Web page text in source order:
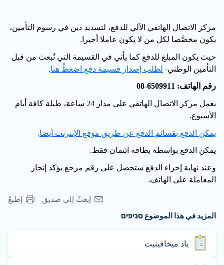
مركز الاتصال الهاتفي الآلي للدفع، لتسديد دين في رسوم التأمين،
يكون مخصَّصا لكل من لا يكون عاملا أجيرا.
حيث يكون المبلغ للدفع كما يأتي في القسيمة التي تُبعث من قبل
التأمين الوطني- لطلب إصدار قسيمة دفع اضغطْ هنا.
رقم الهاتف: 6509911-08
يعمل مركز الاتصال الهاتفي على مدار 24 ساعة، طيلة كافة أيام
الأسبوع.
يمكن الدفع بقسائم الدفع عن طريق موقع الإنترنت أيضا.
يمكن الدفع بواسطة بطاقة ائتمان فقط.
وعند نهاية إجراء الدفع ستحصل على رقم مرجع يؤكد إنجاز
المعاملة على الهاتف.
إطبعْ
إبعثْ إلى صديق
المزيد في هذا الموضوع סניפים
ياد ميخافينيت